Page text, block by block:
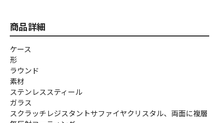
商品詳細
ケース
形
ラウンド
素材
ステンレススティール
ガラス
スクラッチレジスタントサファイヤクリスタル、両面に複層